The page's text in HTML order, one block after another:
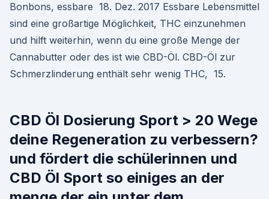
Bonbons, essbare 18. Dez. 2017 Essbare Lebensmittel
sind eine großartige Möglichkeit, THC einzunehmen
und hilft weiterhin, wenn du eine große Menge der
Cannabutter oder des ist wie CBD-Öl. CBD-Öl zur
Schmerzlinderung enthält sehr wenig THC, 15.
CBD Öl Dosierung Sport > 20 Wege
deine Regeneration zu verbessern?
und fördert die schülerinnen und
CBD Öl Sport so einiges an der